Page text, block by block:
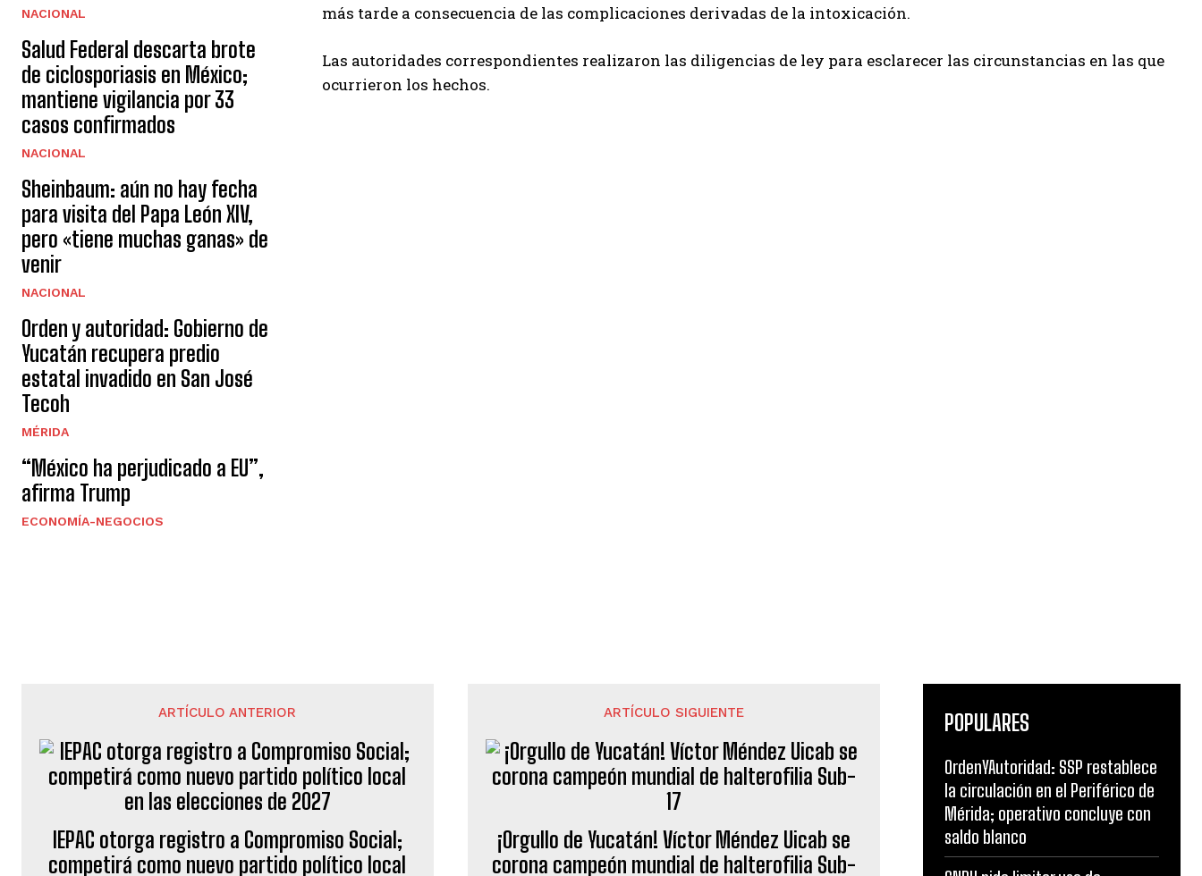
NACIONAL
Salud Federal descarta brote
de ciclosporiasis en México;
mantiene vigilancia por 33
casos confirmados
NACIONAL
Sheinbaum: aún no hay fecha
para visita del Papa León XIV,
pero «tiene muchas ganas» de
venir
NACIONAL
Orden y autoridad: Gobierno de
Yucatán recupera predio
estatal invadido en San José
Tecoh
MÉRIDA
“México ha perjudicado a EU”,
afirma Trump
ECONOMÍA-NEGOCIOS
más tarde a consecuencia de las complicaciones derivadas de la intoxicación.
Las autoridades correspondientes realizaron las diligencias de ley para esclarecer las circunstancias en las que
ocurrieron los hechos.
ARTÍCULO ANTERIOR
IEPAC otorga registro a Compromiso Social;
competirá como nuevo partido político local
ARTÍCULO SIGUIENTE
¡Orgullo de Yucatán! Víctor Méndez Uicab se
corona campeón mundial de halterofilia Sub-
POPULARES
OrdenYAutoridad: SSP restablece
la circulación en el Periférico de
Mérida; operativo concluye con
saldo blanco